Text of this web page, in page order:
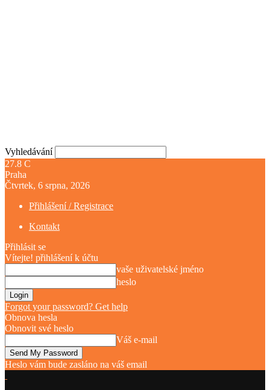
Vyhledávání
27.8 C
Praha
Čtvrtek, 6 srpna, 2026
Přihlášení / Registrace
Kontakt
Přihlásit se
Vítejte! přihlášení k účtu
vaše uživatelské jméno
heslo
Forgot your password? Get help
Obnova hesla
Obnovit své heslo
Váš e-mail
Heslo vám bude zasláno na váš email